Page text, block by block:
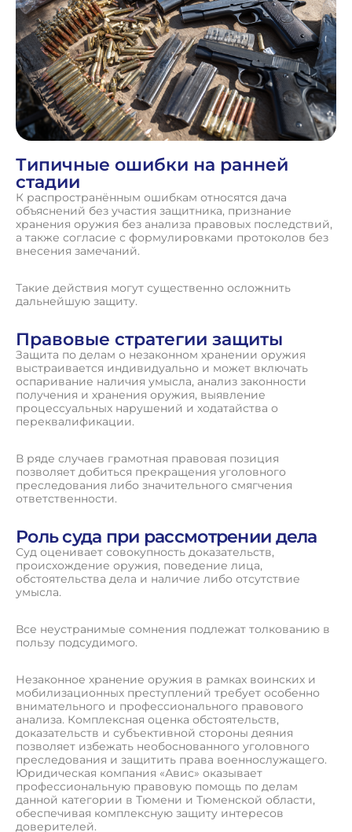
Типичные ошибки на ранней
стадии
К распространённым ошибкам относятся дача
объяснений без участия защитника, признание
хранения оружия без анализа правовых последствий,
а также согласие с формулировками протоколов без
внесения замечаний.
Такие действия могут существенно осложнить
дальнейшую защиту.
Правовые стратегии защиты
Защита по делам о незаконном хранении оружия
выстраивается индивидуально и может включать
оспаривание наличия умысла, анализ законности
получения и хранения оружия, выявление
процессуальных нарушений и ходатайства о
переквалификации.
В ряде случаев грамотная правовая позиция
позволяет добиться прекращения уголовного
преследования либо значительного смягчения
ответственности.
Роль суда при рассмотрении дела
Суд оценивает совокупность доказательств,
происхождение оружия, поведение лица,
обстоятельства дела и наличие либо отсутствие
умысла.
Все неустранимые сомнения подлежат толкованию в
пользу подсудимого.
Незаконное хранение оружия в рамках воинских и
мобилизационных преступлений требует особенно
внимательного и профессионального правового
анализа. Комплексная оценка обстоятельств,
доказательств и субъективной стороны деяния
позволяет избежать необоснованного уголовного
преследования и защитить права военнослужащего.
Юридическая компания «Авис» оказывает
профессиональную правовую помощь по делам
данной категории в Тюмени и Тюменской области,
обеспечивая комплексную защиту интересов
доверителей.